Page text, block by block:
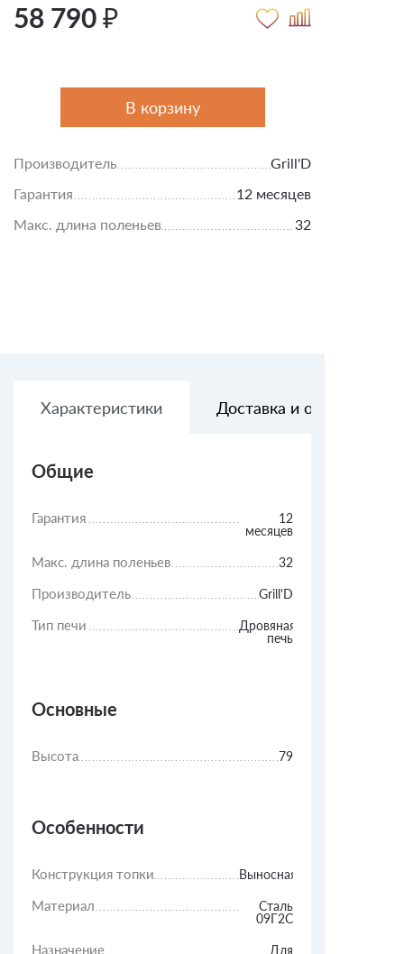
58 790 ₽
В корзину
Производитель
Grill'D
Гарантия
12 месяцев
Макс. длина поленьев
32
Характеристики Доставка и оплата
Общие
Гарантия
12
месяцев
Макс. длина поленьев 32
Производитель Grill'D
Тип печи
Дровяная
печь
Основные
Высота 79
Особенности
Конструкция топки Выносная
Материал
Сталь
09Г2С
Назначение Для